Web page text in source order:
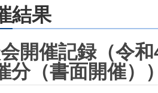
結果
開催記録（令
分（書面開催）